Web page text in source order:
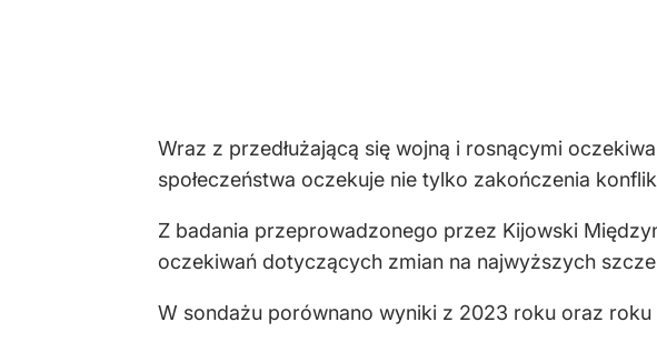
Wraz z przedłużającą się wojną i rosnącymi
społeczeństwa oczekuje nie tylko zakończenia
Z badania przeprowadzonego przez Kijowski
oczekiwań dotyczących zmian na najwyższych
W sondażu porównano wyniki z 2023 roku oraz